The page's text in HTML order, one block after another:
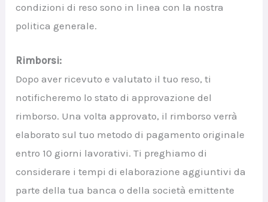
condizioni di reso sono in linea con la nostra
politica generale.
Rimborsi:
Dopo aver ricevuto e valutato il tuo reso, ti
notificheremo lo stato di approvazione del
rimborso. Una volta approvato, il rimborso verrà
elaborato sul tuo metodo di pagamento originale
entro 10 giorni lavorativi. Ti preghiamo di
considerare i tempi di elaborazione aggiuntivi da
parte della tua banca o della società emittente